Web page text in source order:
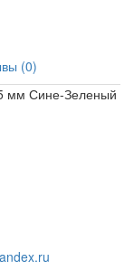
(0)
мм Сине-Зеленый